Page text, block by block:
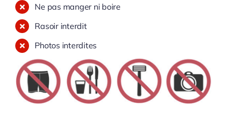
Ne pas manger ni boire
Rasoir interdit
Photos interdites